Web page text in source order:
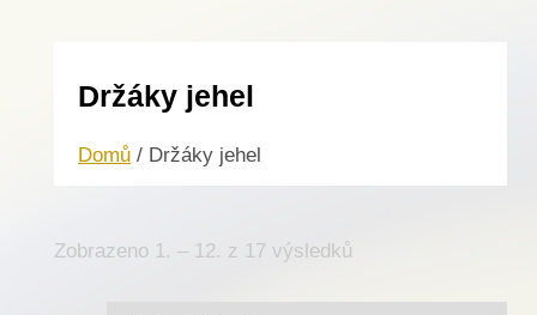
Držáky jehel
Domů / Držáky jehel
Zobrazeno 1. – 12. z 17 výsledků